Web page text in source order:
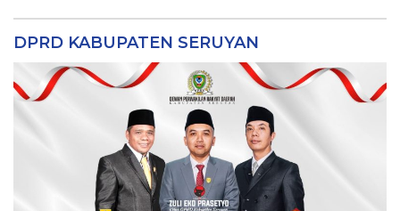
DPRD KABUPATEN SERUYAN